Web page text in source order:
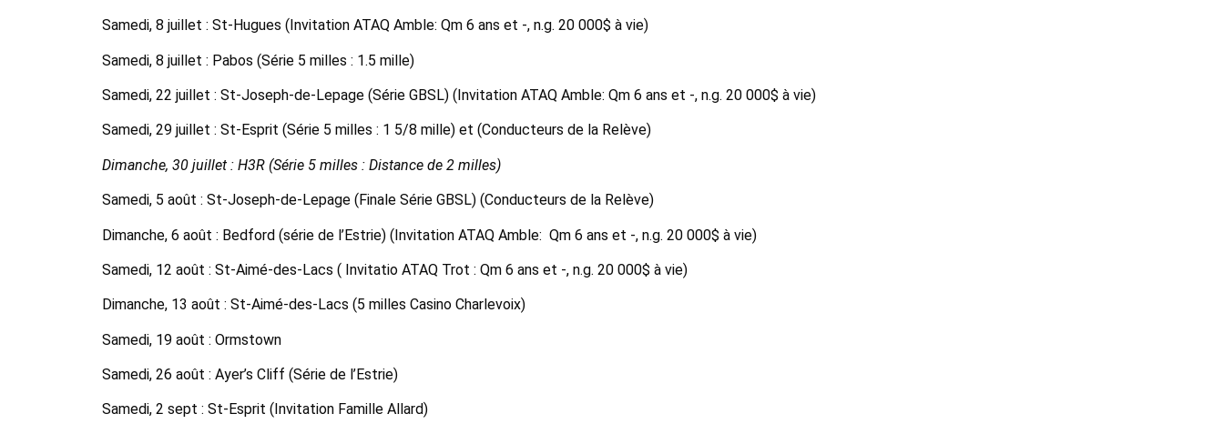
Samedi, 8 juillet : St-Hugues (Invitation ATAQ Amble: Qm 6 ans et -, n.g. 20 000$ à vie)
Samedi, 8 juillet : Pabos (Série 5 milles : 1.5 mille)
Samedi, 22 juillet : St-Joseph-de-Lepage (Série GBSL) (Invitation ATAQ Amble: Qm 6 ans et -, n.g. 20 000$ à vie)
Samedi, 29 juillet : St-Esprit (Série 5 milles : 1 5/8 mille) et (Conducteurs de la Relève)
Dimanche, 30 juillet : H3R (Série 5 milles : Distance de 2 milles)
Samedi, 5 août : St-Joseph-de-Lepage (Finale Série GBSL) (Conducteurs de la Relève)
Dimanche, 6 août : Bedford (série de l’Estrie) (Invitation ATAQ Amble: Qm 6 ans et -, n.g. 20 000$ à vie)
Samedi, 12 août : St-Aimé-des-Lacs ( Invitatio ATAQ Trot : Qm 6 ans et -, n.g. 20 000$ à vie)
Dimanche, 13 août : St-Aimé-des-Lacs (5 milles Casino Charlevoix)
Samedi, 19 août : Ormstown
Samedi, 26 août : Ayer’s Cliff (Série de l’Estrie)
Samedi, 2 sept : St-Esprit (Invitation Famille Allard)